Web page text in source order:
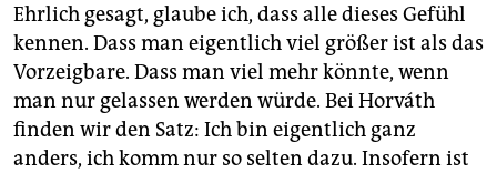
Ehrlich gesagt, glaube ich, dass alle dieses Gefühl
kennen. Dass man eigentlich viel größer ist als das
Vorzeigbare. Dass man viel mehr könnte, wenn
man nur gelassen werden würde. Bei Horváth
finden wir den Satz: Ich bin eigentlich ganz
anders, ich komm nur so selten dazu. Insofern ist